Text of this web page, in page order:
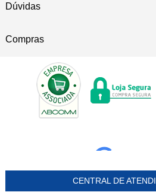
Dúvidas
Compras
CENTRAL DE